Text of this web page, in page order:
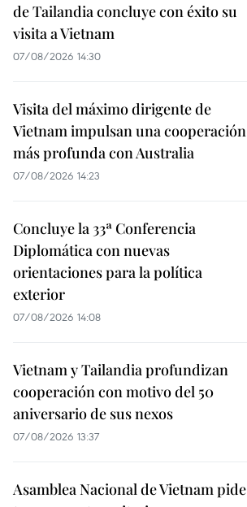
de Tailandia concluye con éxito su
visita a Vietnam
07/08/2026 14:30
Visita del máximo dirigente de
Vietnam impulsan una cooperación
más profunda con Australia
07/08/2026 14:23
Concluye la 33ª Conferencia
Diplomática con nuevas
orientaciones para la política
exterior
07/08/2026 14:08
Vietnam y Tailandia profundizan
cooperación con motivo del 50
aniversario de sus nexos
07/08/2026 13:37
Asamblea Nacional de Vietnam pide